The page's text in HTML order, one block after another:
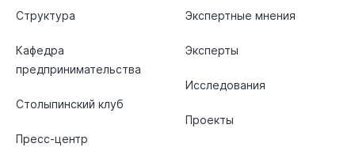
Структура
Кафедра
предпринимательства
Столыпинский клуб
Пресс-центр
Экспертные мнения
Эксперты
Исследования
Проекты